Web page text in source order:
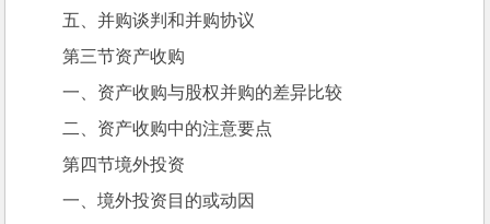
五、并购谈判和并购协议
第三节资产收购
一、资产收购与股权并购的差异比较
二、资产收购中的注意要点
第四节境外投资
一、境外投资目的或动因